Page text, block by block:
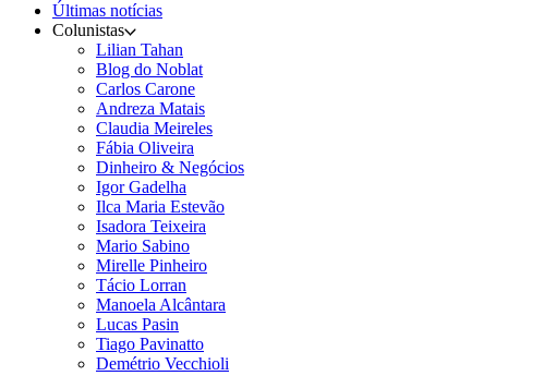
Últimas notícias
Colunistas
Lilian Tahan
Blog do Noblat
Carlos Carone
Andreza Matais
Claudia Meireles
Fábia Oliveira
Dinheiro & Negócios
Igor Gadelha
Ilca Maria Estevão
Isadora Teixeira
Mario Sabino
Mirelle Pinheiro
Tácio Lorran
Manoela Alcântara
Lucas Pasin
Tiago Pavinatto
Demétrio Vecchioli